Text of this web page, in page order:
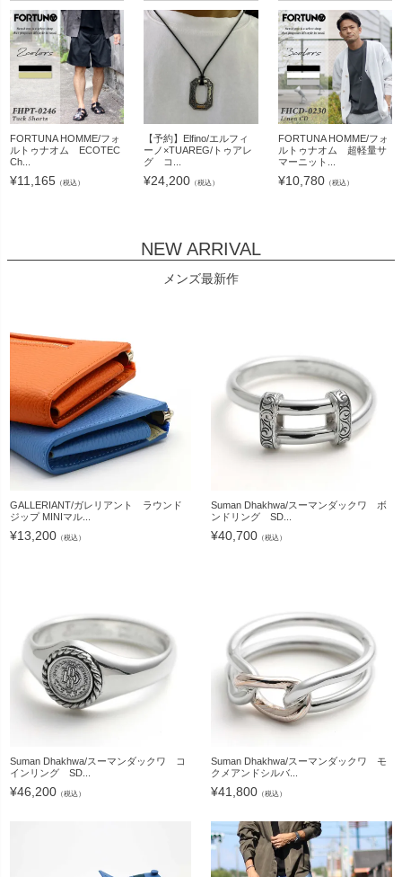
FORTUNA HOMME/フォ
ルトゥナオム ECOTEC
Ch...
¥11,165 （税込）
【予約】Elfino/エルフィ
ーノ×TUAREG/トゥアレ
グ コ...
¥24,200 （税込）
FORTUNA HOMME/フォ
ルトゥナオム 超軽量サ
マーニット...
¥10,780（税込）
NEW ARRIVAL
メンズ最新作
GALLERIANT/ガレリアント ラウンド
ジップ MINIマル...
¥13,200 （税込）
Suman Dhakhwa/スーマンダックワ ボ
ンドリング SD...
¥40,700 （税込）
Suman Dhakhwa/スーマンダックワ コ
インリング SD...
¥46,200 （税込）
Suman Dhakhwa/スーマンダックワ モ
クメアンドシルバ...
¥41,800 （税込）